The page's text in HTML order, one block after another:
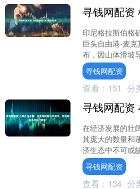
印尼格拉斯伯格
巨头自由港-麦
布，因山体滑坡
遇“不可抗力”，
售额将因此下滑
寻钱网配资
查看： 151 分
在经济发展的壮
其庞大的数量和
济生态中不可或
小微企业在发展
张、合规管理难
寻钱网配资
查看： 134 分